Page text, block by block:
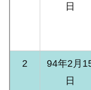
日
2
94年2月
日